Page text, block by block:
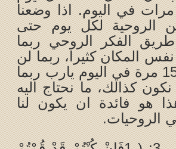
في اليوم. اذا وضعنا
الروحية لكل يوم حتى
الفكر الروحي ربما
المكان كثيرا، ربما لن
نكون نصرخ 15 مرة في اليوم يارب ربما
كذالك، ما نحتاج اليه
هو فائدة ان يكون لنا
الروحيات.